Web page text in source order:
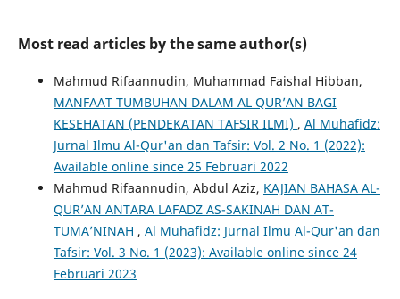
Most read articles by the same author(s)
Mahmud Rifaannudin, Muhammad Faishal Hibban,
MANFAAT TUMBUHAN DALAM AL QUR’AN BAGI
KESEHATAN (PENDEKATAN TAFSIR ILMI) , Al Muhafidz:
Jurnal Ilmu Al-Qur'an dan Tafsir: Vol. 2 No. 1 (2022):
Available online since 25 Februari 2022
Mahmud Rifaannudin, Abdul Aziz, KAJIAN BAHASA AL-
QUR’AN ANTARA LAFADZ AS-SAKINAH DAN AT-
TUMA’NINAH , Al Muhafidz: Jurnal Ilmu Al-Qur'an dan
Tafsir: Vol. 3 No. 1 (2023): Available online since 24
Februari 2023